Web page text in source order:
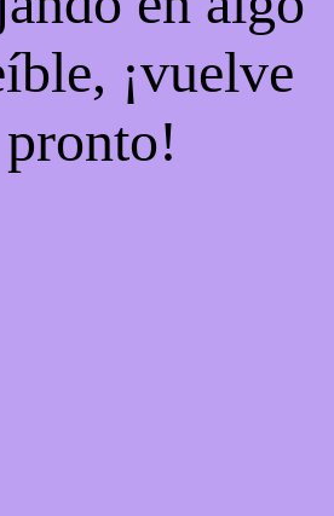
¡vuelve
pronto!